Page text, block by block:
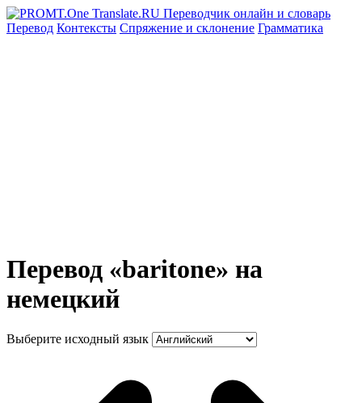
Перевод Контексты Спряжение и склонение Грамматика
Перевод «baritone» на
немецкий
Выберите исходный язык